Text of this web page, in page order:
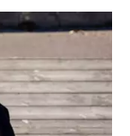
graviditet.